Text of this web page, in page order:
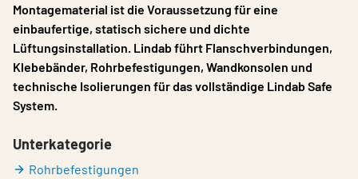
Unternehmen
Nachhaltigkeit
Kontakt
Wähle Sprache
Montagematerial ist die Voraussetzung für eine
einbaufertige, statisch sichere und dichte
Lüftungsinstallation. Lindab führt Flanschverbindungen,
Klebebänder, Rohrbefestigungen, Wandkonsolen und
technische Isolierungen für das vollständige Lindab Safe
System.
Unterkategorie
Rohrbefestigungen